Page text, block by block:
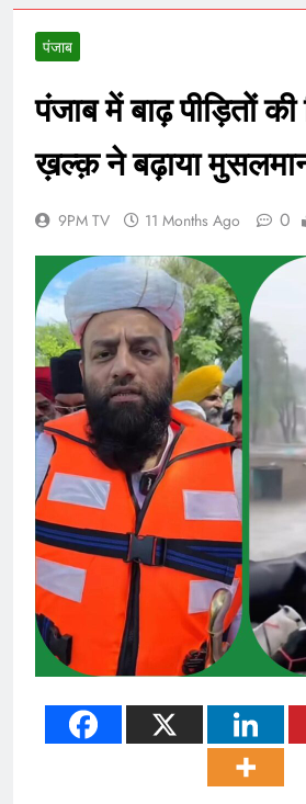
पंजाब
पंजाब में बाढ़ पीड़ितों
ख़ल्क़ ने बढ़ाया
9PM TV 11 Months Ago 0